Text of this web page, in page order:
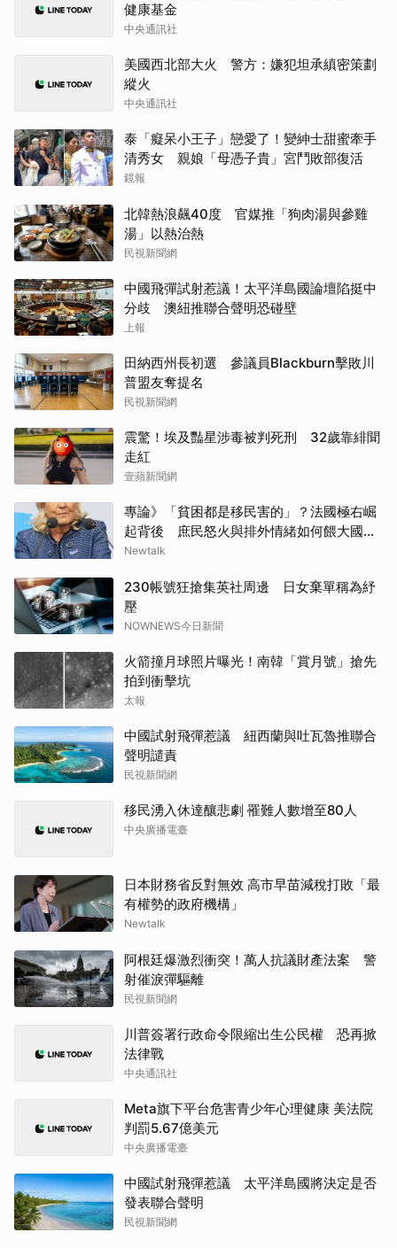
健康基金
中央通訊社
美國西北部大火 警方：嫌犯坦承縝密策劃
縱火
中央通訊社
泰「癡呆小王子」戀愛了！變紳士甜蜜牽手
清秀女 親娘「母憑子貴」宮鬥敗部復活
鏡報
北韓熱浪飆40度 官媒推「狗肉湯與參雞
湯」以熱治熱
民視新聞網
中國飛彈試射惹議！太平洋島國論壇陷挺中
分歧 澳紐推聯合聲明恐碰壁
上報
田納西州長初選 參議員Blackburn擊敗川
普盟友奪提名
民視新聞網
震驚！埃及豔星涉毒被判死刑 32歲靠緋聞
走紅
壹蘋新聞網
專論》「貧困都是移民害的」？法國極右崛
起背後 庶民怒火與排外情緒如何餵大國民
聯合
Newtalk
230帳號狂搶集英社周邊 日女棄單稱為紓
壓
NOWNEWS今日新聞
火箭撞月球照片曝光！南韓「賞月號」搶先
拍到衝擊坑
太報
中國試射飛彈惹議 紐西蘭與吐瓦魯推聯合
聲明譴責
民視新聞網
移民湧入休達釀悲劇 罹難人數增至80人
中央廣播電臺
日本財務省反對無效 高市早苗減稅打敗「最
有權勢的政府機構」
Newtalk
阿根廷爆激烈衝突！萬人抗議財產法案 警
射催淚彈驅離
民視新聞網
川普簽署行政命令限縮出生公民權 恐再掀
法律戰
中央通訊社
Meta旗下平台危害青少年心理健康 美法院
判罰5.67億美元
中央廣播電臺
中國試射飛彈惹議 太平洋島國將決定是否
發表聯合聲明
民視新聞網